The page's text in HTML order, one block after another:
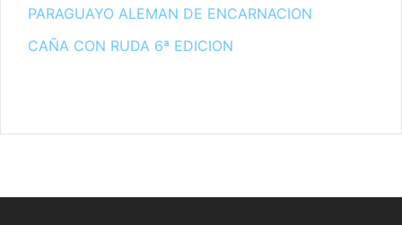
PARAGUAYO ALEMAN DE ENCARNACION
CAÑA CON RUDA 6ª EDICION